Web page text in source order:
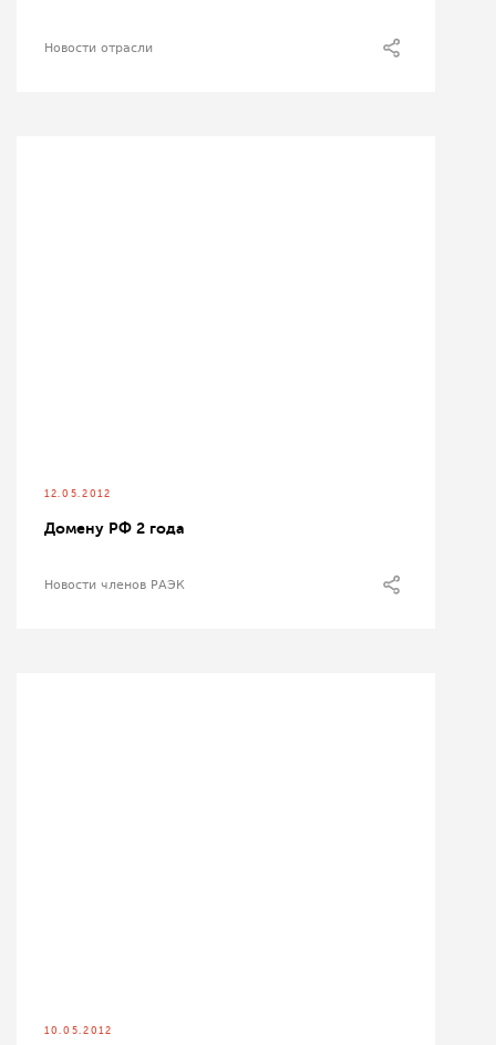
Новости отрасли
12.05.2012
Домену РФ 2 года
Новости членов РАЭК
10.05.2012